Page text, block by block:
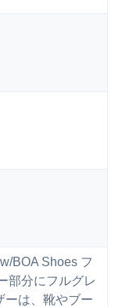
BOA Shoes フ
部分にフルグレ
ーは、靴やブー